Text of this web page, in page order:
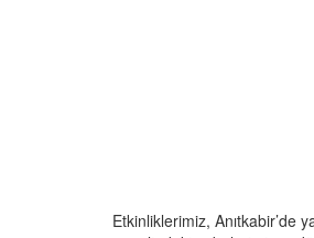
Etkinliklerimiz, Anıtkabir’de